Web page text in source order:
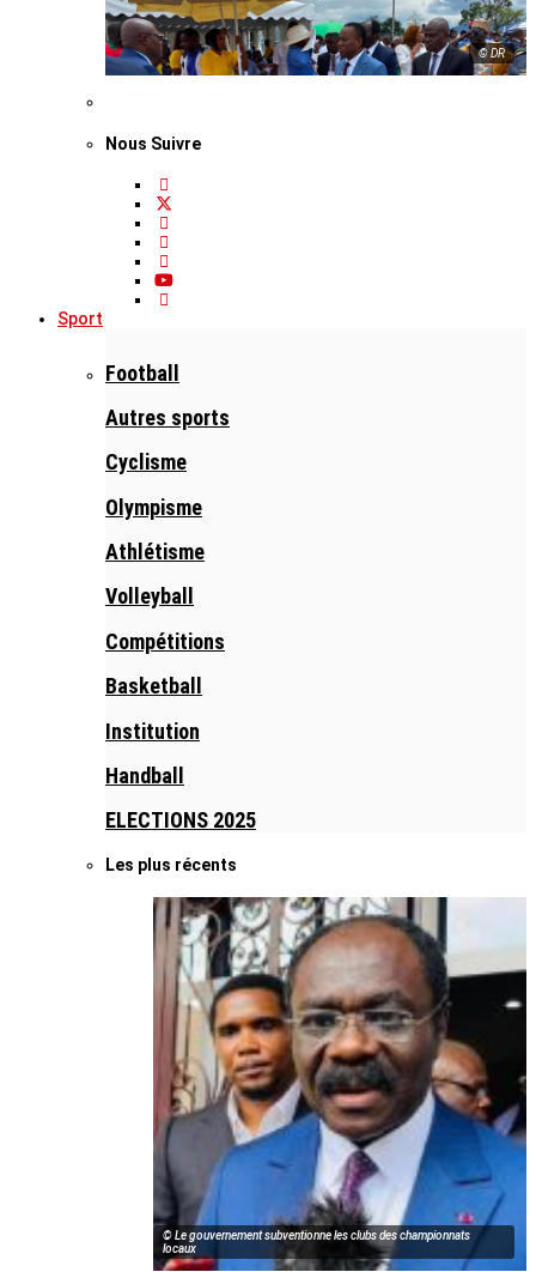
© DR
Nous Suivre
Sport
Football
Autres sports
Cyclisme
Olympisme
Athlétisme
Volleyball
Compétitions
Basketball
Institution
Handball
ELECTIONS 2025
Les plus récents
© Le gouvernement subventionne les clubs des championnats
locaux